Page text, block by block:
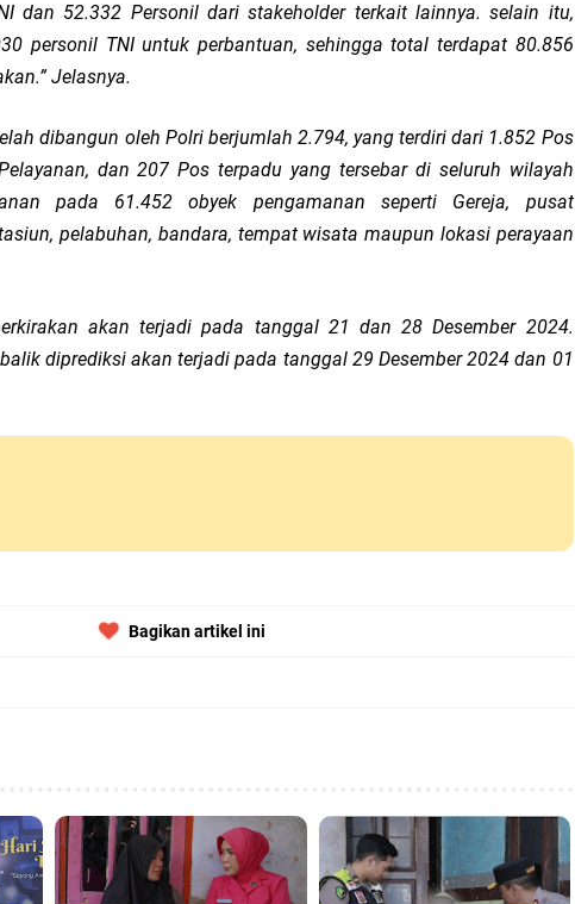
dan 52.332 Personil dari stakeholder terkait lainnya. selain itu,
personil TNI untuk perbantuan, sehingga total terdapat 80.856
Jelasnya.
dibangun oleh Polri berjumlah 2.794, yang terdiri dari 1.852 Pos
dan 207 Pos terpadu yang tersebar di seluruh wilayah
pada 61.452 obyek pengamanan seperti Gereja, pusat
pelabuhan, bandara, tempat wisata maupun lokasi perayaan
akan terjadi pada tanggal 21 dan 28 Desember 2024.
diprediksi akan terjadi pada tanggal 29 Desember 2024 dan 01
Bagikan artikel ini